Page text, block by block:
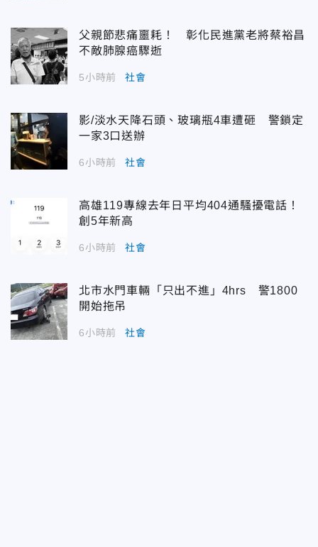
父親節悲痛噩耗！ 彰化民進黨老將蔡裕昌
不敵肺腺癌驟逝
5小時前 社會
影/淡水天降石頭、玻璃瓶4車遭砸 警鎖定
一家3口送辦
6小時前 社會
高雄119專線去年日平均404通騷擾電話！
創5年新高
6小時前 社會
北市水門車輛「只出不進」4hrs 警1800
開始拖吊
6小時前 社會